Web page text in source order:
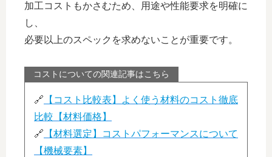
加工コストもかさむため、用途や性能要求を明確に
し、
必要以上のスペックを求めないことが重要です。
コストについての関連記事はこちら
🔗 【コスト比較表】よく使う材料のコスト徹底
比較【材料価格】
🔗 【材料選定】コストパフォーマンスについて
【機械要素】